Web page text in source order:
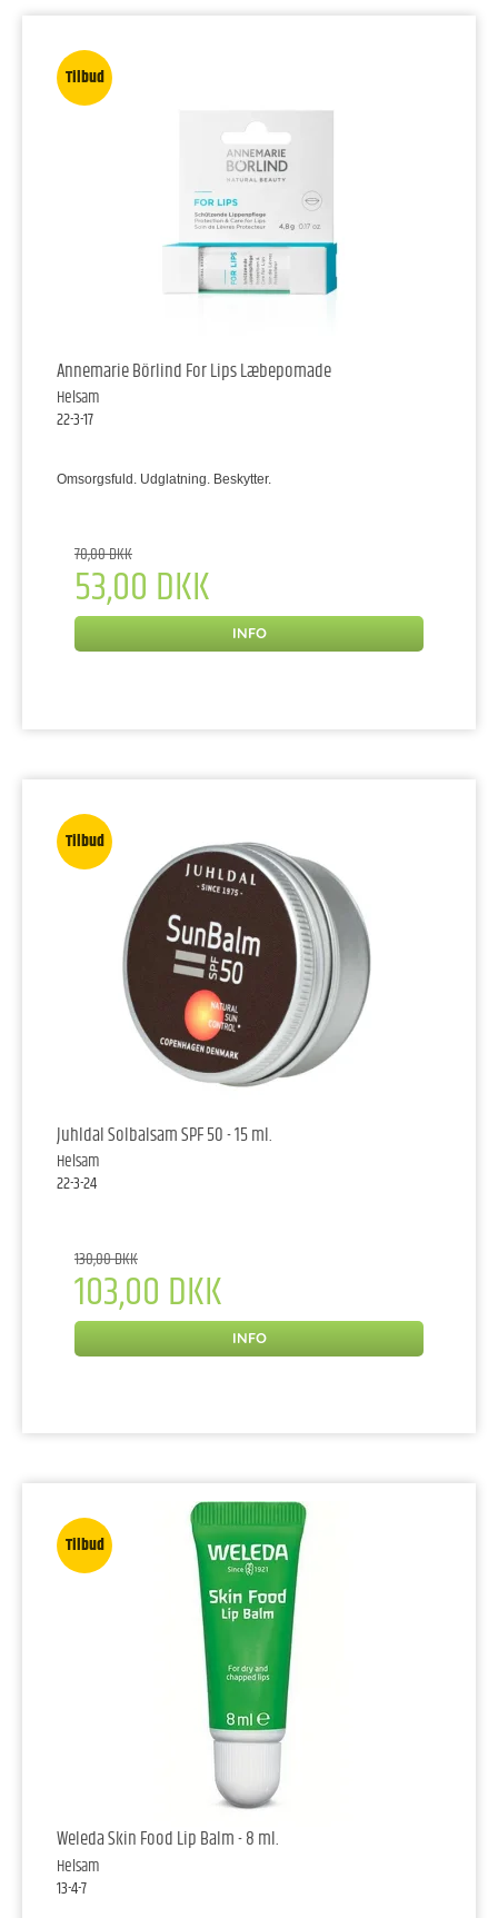
Tilbud
Annemarie Börlind For Lips Læbepomade
Helsam
22-3-17
Omsorgsfuld. Udglatning. Beskytter.
70,00 DKK
53,00 DKK
INFO
Tilbud
Juhldal Solbalsam SPF 50 - 15 ml.
Helsam
22-3-24
130,00 DKK
103,00 DKK
INFO
Tilbud
Weleda Skin Food Lip Balm - 8 ml.
Helsam
13-4-7